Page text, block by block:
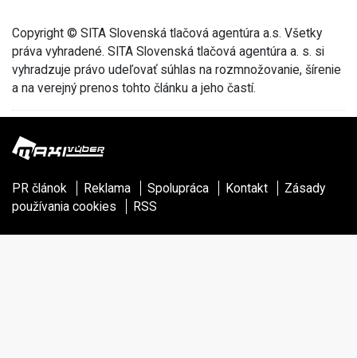
Copyright © SITA Slovenská tlačová agentúra a.s. Všetky
práva vyhradené. SITA Slovenská tlačová agentúra a. s. si
vyhradzuje právo udeľovať súhlas na rozmnožovanie, šírenie
a na verejný prenos tohto článku a jeho častí.
PR článok Reklama Spolupráca Kontakt
Zásady
používania cookies
RSS